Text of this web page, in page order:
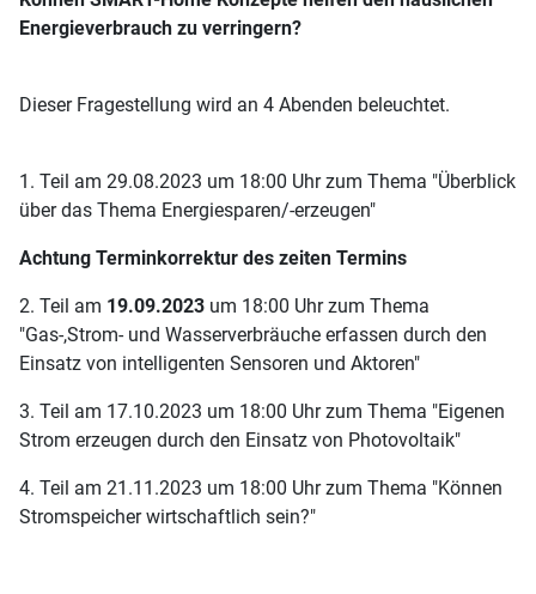
Energieverbrauch zu verringern?
Dieser Fragestellung wird an 4 Abenden beleuchtet.
1. Teil am 29.08.2023 um 18:00 Uhr zum Thema "Überblick
über das Thema Energiesparen/-erzeugen"
Achtung Terminkorrektur des zeiten Termins
2. Teil am 19.09.2023 um 18:00 Uhr zum Thema
"Gas-,Strom- und Wasserverbräuche erfassen durch den
Einsatz von intelligenten Sensoren und Aktoren"
3. Teil am 17.10.2023 um 18:00 Uhr zum Thema "Eigenen
Strom erzeugen durch den Einsatz von Photovoltaik"
4. Teil am 21.11.2023 um 18:00 Uhr zum Thema "Können
Stromspeicher wirtschaftlich sein?"